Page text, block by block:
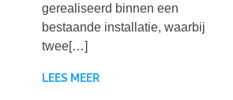
gerealiseerd binnen een
bestaande installatie, waarbij
twee[…]
LEES MEER